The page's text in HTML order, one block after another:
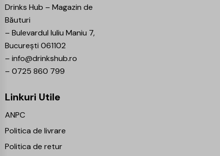
Drinks Hub – Magazin de
Băuturi
– Bulevardul Iuliu Maniu 7,
București 061102
– info@drinkshub.ro
– 0725 860 799
Linkuri Utile
ANPC
Politica de livrare
Politica de retur